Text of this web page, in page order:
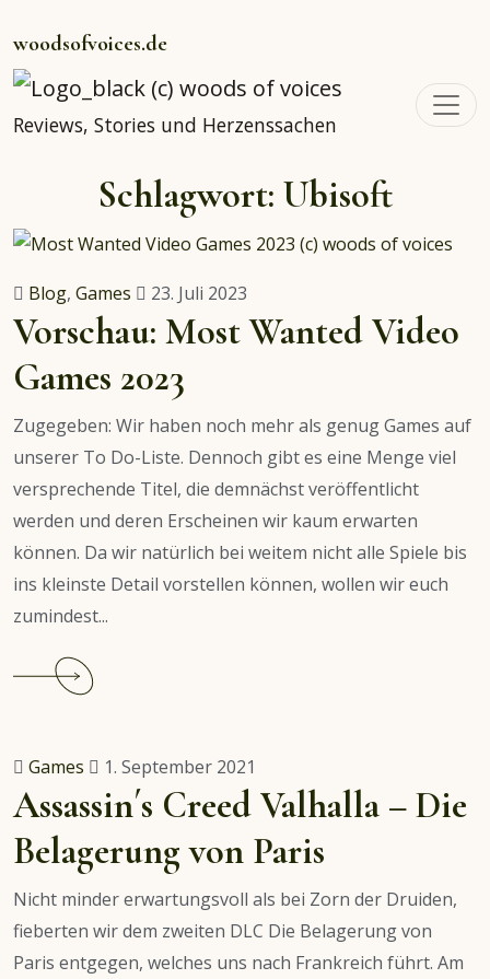
woodsofvoices.de
Reviews, Stories und Herzenssachen
Schlagwort: Ubisoft
Blog, Games 23. Juli 2023
Vorschau: Most Wanted Video
Games 2023
Zugegeben: Wir haben noch mehr als genug Games auf
unserer To Do-Liste. Dennoch gibt es eine Menge viel
versprechende Titel, die demnächst veröffentlicht
werden und deren Erscheinen wir kaum erwarten
können. Da wir natürlich bei weitem nicht alle Spiele bis
ins kleinste Detail vorstellen können, wollen wir euch
zumindest...
Most
Wanted
Video
Games
Games 1. September 2021
Assassin´s Creed Valhalla – Die
Belagerung von Paris
Nicht minder erwartungsvoll als bei Zorn der Druiden,
fieberten wir dem zweiten DLC Die Belagerung von
Paris entgegen, welches uns nach Frankreich führt. Am